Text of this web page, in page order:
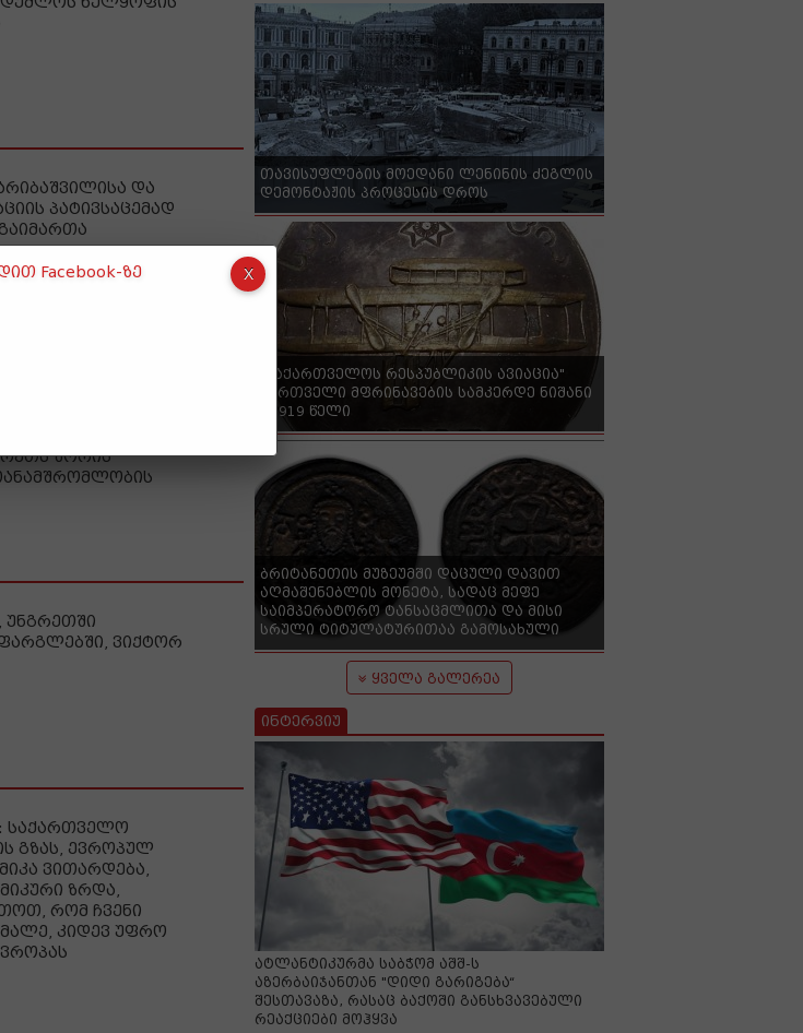
და
პატივსაცემად
მქონდა
ვიქტორ
შორის
უნგრეთში
ვიქტორ
საქართველო
გზას, ევროპულ
ვითარდება,
ზრდა,
რომ ჩვენი
მალე, კიდევ უფრო
თავისუფლების მოედანი ლენინის ძეგლის
დემონტაჟის პროცესის დროს
"საქართველოს რესპუბლიკის ავიაცია"
ქართველი მფრინავების სამკერდე ნიშანი
- 1919 წელი
ბრიტანეთის მუზეუმში დაცული დავით
აღმაშენებლის მონეტა, სადაც მეფე
საიმპერატორო ტანსაცმლითა და მისი
სრული ტიტულატურითაა გამოსახული
ყველა გალერეა
ინტერვიუ
ატლანტიკურმა საბჭომ აშშ-ს
აზერბაიჯანთან "დიდი გარიგება“
შესთავაზა, რასაც ბაქოში განსხვავებული
რეაქციები მოჰყვა
Facebook-ზე